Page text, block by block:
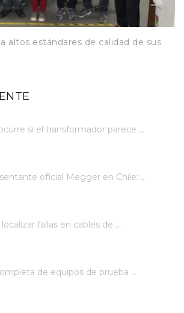
altos estándares de calidad de sus
si el transformador parece ...
oficial Megger en Chile: ...
fallas en cables de ...
de equipos de prueba ...